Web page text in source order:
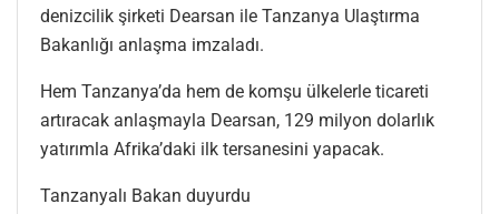
denizcilik şirketi Dearsan ile Tanzanya Ulaştırma
Bakanlığı anlaşma imzaladı.
Hem Tanzanya’da hem de komşu ülkelerle ticareti
artıracak anlaşmayla Dearsan, 129 milyon dolarlık
yatırımla Afrika’daki ilk tersanesini yapacak.
Tanzanyalı Bakan duyurdu